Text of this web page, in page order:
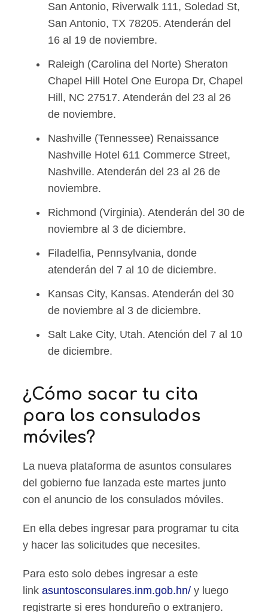
San Antonio, Riverwalk 111, Soledad St,
San Antonio, TX 78205. Atenderán del
16 al 19 de noviembre.
Raleigh (Carolina del Norte) Sheraton
Chapel Hill Hotel One Europa Dr, Chapel
Hill, NC 27517. Atenderán del 23 al 26
de noviembre.
Nashville (Tennessee) Renaissance
Nashville Hotel 611 Commerce Street,
Nashville. Atenderán del 23 al 26 de
noviembre.
Richmond (Virginia). Atenderán del 30 de
noviembre al 3 de diciembre.
Filadelfia, Pennsylvania, donde
atenderán del 7 al 10 de diciembre.
Kansas City, Kansas. Atenderán del 30
de noviembre al 3 de diciembre.
Salt Lake City, Utah. Atención del 7 al 10
de diciembre.
¿Cómo sacar tu cita
para los consulados
móviles?
La nueva plataforma de asuntos consulares
del gobierno fue lanzada este martes junto
con el anuncio de los consulados móviles.
En ella debes ingresar para programar tu cita
y hacer las solicitudes que necesites.
Para esto solo debes ingresar a este
linkasuntosconsulares.inm.gob.hn/ y luego
registrarte si eres hondureño o extranjero.